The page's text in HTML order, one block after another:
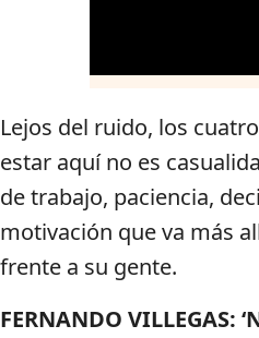
Lejos del ruido, los
estar aquí no es
de trabajo, paciencia,
motivación que va más
frente a su gente.
FERNANDO VILLEGAS: